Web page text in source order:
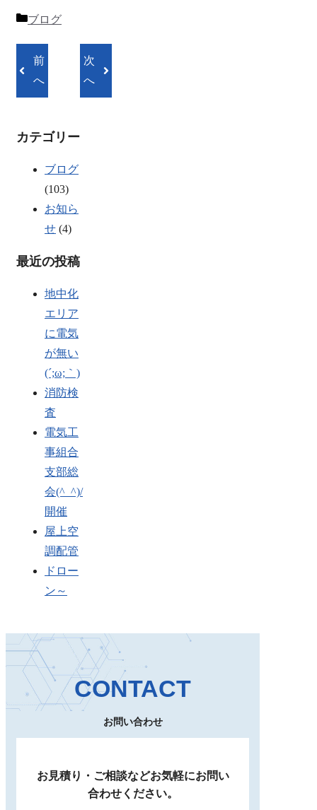
カ
ゴ
リ
ー
ブログ
前
へ
次
へ
カテゴリー
ブログ
(103)
お知ら
せ (4)
最近の投稿
地中化
エリア
に電気
が無い
(´;ω;｀)
消防検
査
電気工
事組合
支部総
会(^_^)/
開催
屋上空
調配管
ドロー
ン～
CONTACT
お問い合わせ
お見積り・ご相談などお気軽にお問い
合わせください。